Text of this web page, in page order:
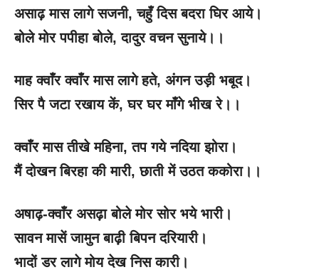
असाढ़ मास लागे सजनी, चहुँ दिस बदरा घिर आये।
बोले मोर पपीहा बोले, दादुर वचन सुनाये।।
माह क्वाँर क्वाँर मास लागे हते, अंगन उड़ी भबूद।
सिर पै जटा रखाय कें, घर घर माँगे भीख रे।।
क्वाँर मास तीखे महिना, तप गये नदिया झोरा।
मैं दोखन बिरहा की मारी, छाती में उठत ककोरा।।
अषाढ़-क्वाँर असढ़ा बोले मोर सोर भये भारी।
सावन मासें जामुन बाढ़ी बिपन दरियारी।
भादों डर लागे मोय देख निस कारी।